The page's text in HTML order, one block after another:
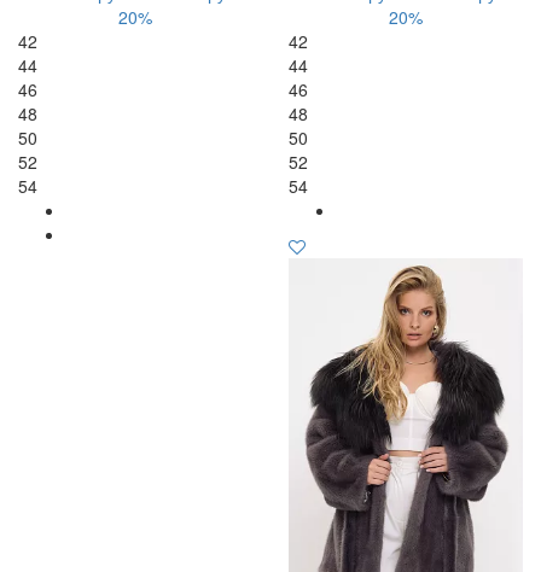
20%
42
44
46
48
50
52
54
20%
42
44
46
48
50
52
54